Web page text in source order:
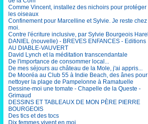
Comme Vincent, installez des nichoirs pour protéger
les oiseaux
Confinement pour Marcelline et Sylvie. Je reste chez
moi.
Contre l'écriture inclusive, par Sylvie Bourgeois Harel
DANIEL (nouvelle) - BREVES ENFANCES - Editions
AU DIABLE-VAUVERT
David Lynch et la méditation transcendantale
De l'importance de consommer local...
De mes séjours au château de la Mole, j'ai appris...
De Mooréa au Club 55 à Indie Beach, des ânes pour
nettoyer la plage de Pampelonne à Ramatuelle
Dessine-moi une tomate - Chapelle de la Queste -
Grimaud
DESSINS ET TABLEAUX DE MON PÈRE PIERRE
BOURGEOIS
Des tics et des tocs
Dix femmes vivent en moi